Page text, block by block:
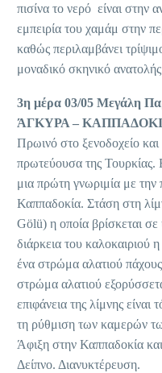
πισίνα το νερό είναι
εμπειρία του χαμάμ στην
καθώς περιλαμβάνει
μοναδικό σκηνικό
3η μέρα 03/05 Μεγάλη
ΆΓΚΥΡΑ –
Πρωινό στο ξενοδοχείο
πρωτεύουσα της Τουρκίας.
μια πρώτη γνωριμία με
Καππαδοκία. Στάση στη
Gölü) η οποία βρίσκεται
διάρκεια του καλοκαιριού
ένα στρώμα αλατιού
στρώμα αλατιού
επιφάνεια της λίμνης είναι
τη ρύθμιση των καμερών
Άφιξη στην Καππαδοκία
Δείπνο. Διανυκτέρευση.